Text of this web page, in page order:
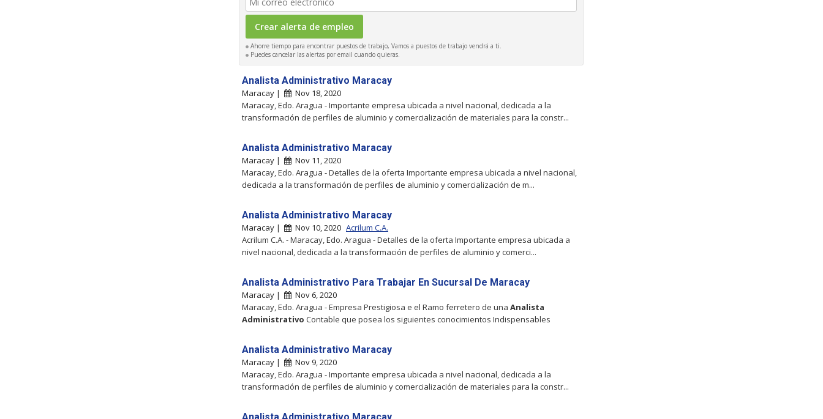
Ahorre tiempo para encontrar puestos de trabajo, Vamos a puestos de trabajo vendrá a ti.
Puedes cancelar las alertas por email cuando quieras.
Analista Administrativo Maracay
Maracay |
Nov 18, 2020
Maracay, Edo. Aragua - Importante empresa ubicada a nivel nacional, dedicada a la
transformación de perfiles de aluminio y comercialización de materiales para la constr...
Analista Administrativo Maracay
Maracay |
Nov 11, 2020
Maracay, Edo. Aragua - Detalles de la oferta Importante empresa ubicada a nivel nacional,
dedicada a la transformación de perfiles de aluminio y comercialización de m...
Analista Administrativo Maracay
Maracay | Nov 10, 2020 Acrilum C.A.
Acrilum C.A. - Maracay, Edo. Aragua - Detalles de la oferta Importante empresa ubicada a
nivel nacional, dedicada a la transformación de perfiles de aluminio y comerci...
Analista Administrativo Para Trabajar En Sucursal De Maracay
Maracay |
Nov 6, 2020
Maracay, Edo. Aragua - Empresa Prestigiosa e el Ramo ferretero de una Analista
Administrativo Contable que posea los siguientes conocimientos Indispensables
Analista Administrativo Maracay
Maracay |
Nov 9, 2020
Maracay, Edo. Aragua - Importante empresa ubicada a nivel nacional, dedicada a la
transformación de perfiles de aluminio y comercialización de materiales para la constr...